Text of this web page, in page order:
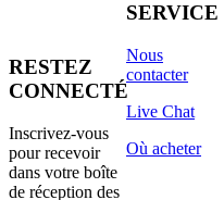
RESTEZ
CONNECTÉ
Inscrivez-vous
pour recevoir
dans votre boîte
de réception des
SERVICE
Nous
contacter
Live Chat
Où acheter